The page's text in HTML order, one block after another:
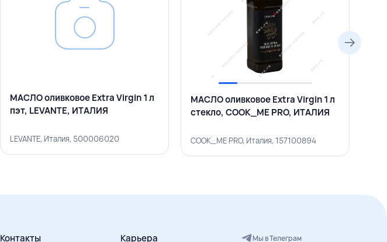
МАСЛО оливковое Extra Virgin 1 л
пэт, LEVANTE, ИТАЛИЯ
LEVANTE, Италия, 500006020
МАСЛО оливковое Extra Virgin 1 л
стекло, COOK_ME PRO, ИТАЛИЯ
COOK_ME PRO, Италия, 157100894
Контакты Карьера Мы в Телеграм